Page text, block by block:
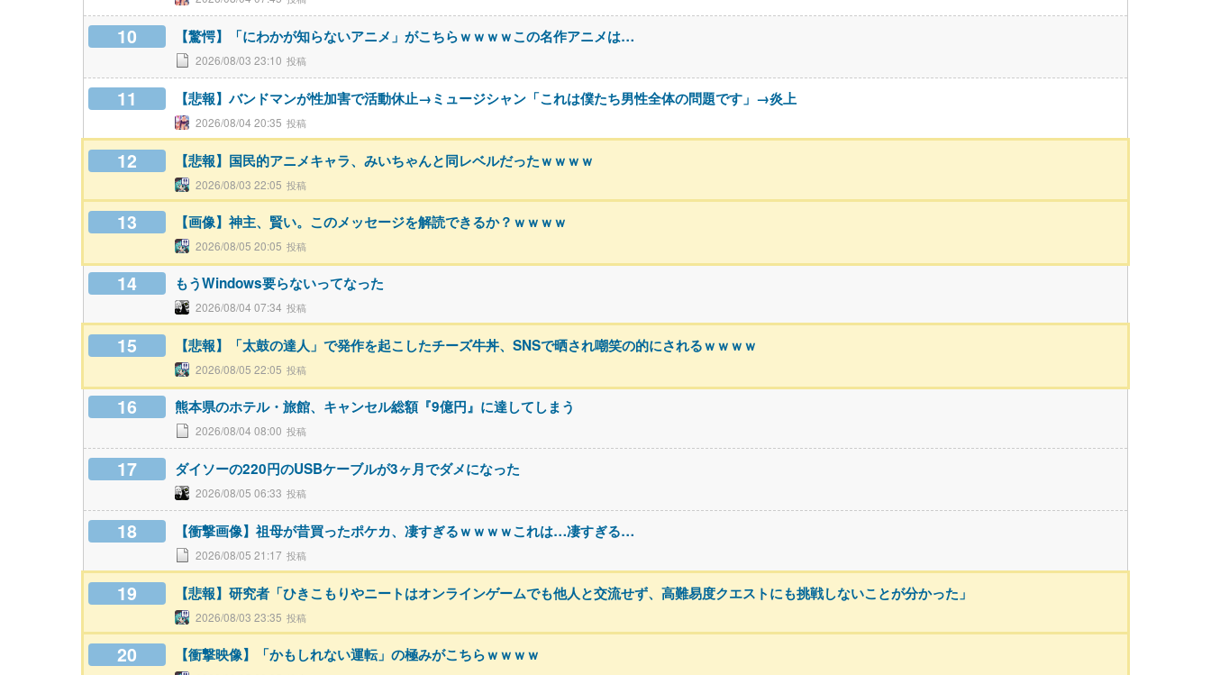
10 【驚愕】「にわかが知らないアニメ」がこちらｗｗｗｗこの名作アニメは…
2026/08/03 23:10
11 【悲報】バンドマンが性加害で活動休止→ミュージシャン「これは僕たち男性全体の問題です」→炎上
2026/08/04 20:35
12 【悲報】国民的アニメキャラ、みいちゃんと同レベルだったｗｗｗｗ
2026/08/03 22:05
13 【画像】神主、賢い。このメッセージを解読できるか？ｗｗｗｗ
2026/08/05 20:05
14 もうWindows要らないってなった
2026/08/04 07:34
15 【悲報】「太鼓の達人」で発作を起こしたチーズ牛丼、SNSで晒され嘲笑の的にされるｗｗｗｗ
2026/08/05 22:05
16 熊本県のホテル・旅館、キャンセル総額『9億円』に達してしまう
2026/08/04 08:00
17 ダイソーの220円のUSBケーブルが3ヶ月でダメになった
2026/08/05 06:33
18 【衝撃画像】祖母が昔買ったポケカ、凄すぎるｗｗｗｗこれは…凄すぎる…
2026/08/05 21:17
19 【悲報】研究者「ひきこもりやニートはオンラインゲームでも他人と交流せず、高難易度クエストにも挑戦しないことが分かった」
2026/08/03 23:35
20 【衝撃映像】「かもしれない運転」の極みがこちらｗｗｗｗ